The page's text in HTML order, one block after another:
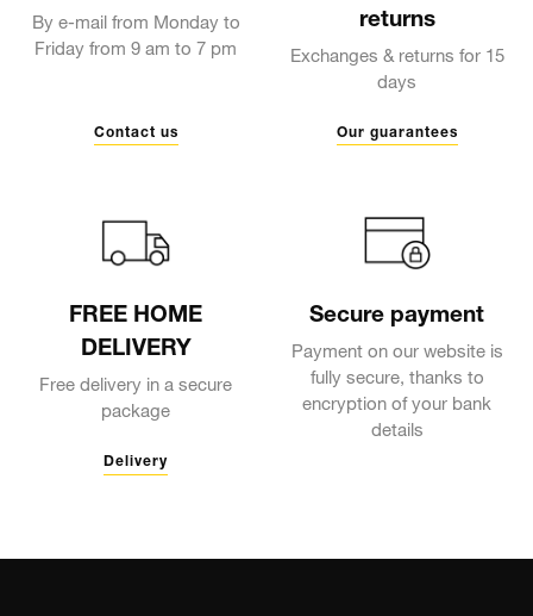
By e-mail from Monday to
Friday from 9 am to 7 pm
Contact us
returns
Exchanges & returns for 15
days
Our guarantees
FREE HOME
DELIVERY
Free delivery in a secure
package
Delivery
Secure payment
Payment on our website is
fully secure, thanks to
encryption of your bank
details